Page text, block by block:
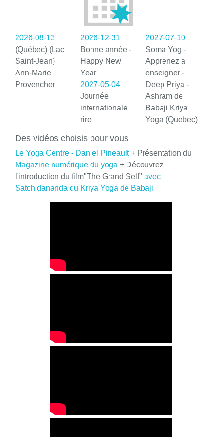
2026-08-13
(Québec) (Lac
Saint-Jean)
Ann-Marie
Provencher
2026-12-31
Bonne année -
Happy New
Year
2027-05-04
Journée
internationale
rire
2027-07-10
Soma Yog -
Apprenez a
enseigner -
Deep Priya -
Ashram de
Babaji Kriya
Yoga (Quebec)
Des vidéos choisis pour vous
Le Yoga Centre - Daniel Pineault+ Présentation du
Magazine numérique du yoga + Découvrez
l'introduction du film"The Grand Self" avec
Satchidananda du Kriya Yoga de Babaji